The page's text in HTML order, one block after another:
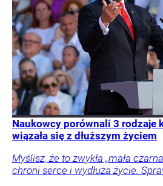
Naukowcy porównali 3 rodzaje
wiązała się z dłuższym życiem
Myślisz, że to zwykła „mała
chroni serce i wydłuża życie.